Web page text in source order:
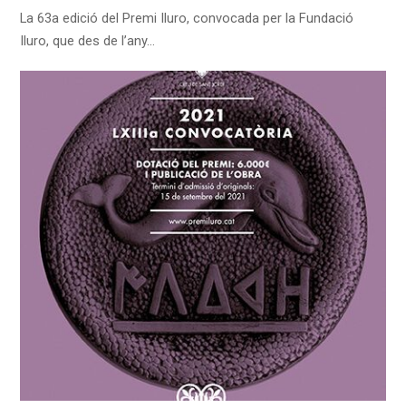
La 63a edició del Premi Iluro, convocada per la Fundació
Iluro, que des de l’any…